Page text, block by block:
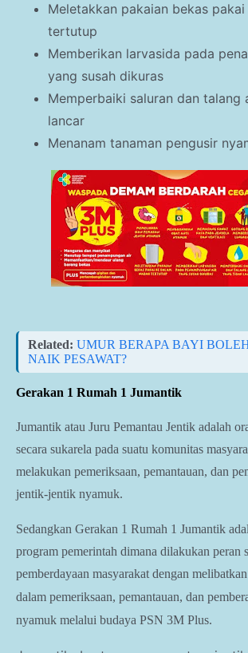
Meletakkan pakaian bekas
tertutup
Memberikan larvasida pada
yang susah dikuras
Memperbaiki saluran dan talang
lancar
Menanam tanaman pengusir
Related: UMUR BERAPA BAYI
NAIK PESAWAT?
Gerakan 1 Rumah 1 Jumantik
Jumantik atau Juru Pemantau Jentik adalah
secara sukarela pada suatu komunitas
melakukan pemeriksaan, pemantauan, dan
jentik-jentik nyamuk.
Sedangkan Gerakan 1 Rumah 1 Jumantik
program pemerintah dimana dilakukan peran
pemberdayaan masyarakat dengan
dalam pemeriksaan, pemantauan, dan
nyamuk melalui budaya PSN 3M Plus.